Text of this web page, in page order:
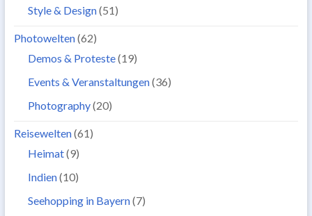
Style & Design(51)
Photowelten(62)
Demos & Proteste(19)
Events & Veranstaltungen(36)
Photography(20)
Reisewelten(61)
Heimat(9)
Indien(10)
Seehopping in Bayern(7)